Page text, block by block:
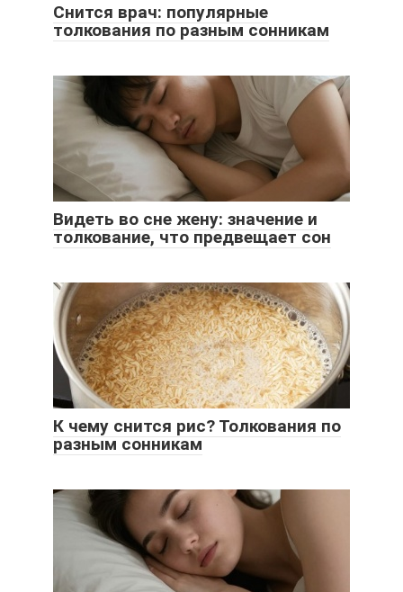
Снится врач: популярные
толкования по разным сонникам
Видеть во сне жену: значение и
толкование, что предвещает сон
К чему снится рис? Толкования по
разным сонникам